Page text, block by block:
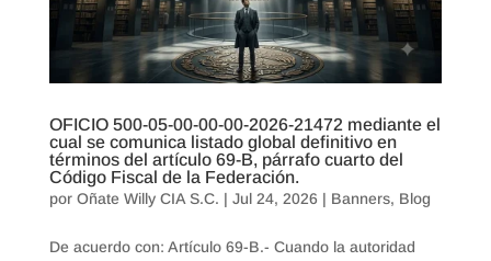
OFICIO 500-05-00-00-00-2026-21472 mediante el
cual se comunica listado global definitivo en
términos del artículo 69-B, párrafo cuarto del
Código Fiscal de la Federación.
por Oñate Willy CIA S.C. | Jul 24, 2026 | Banners, Blog
De acuerdo con: Artículo 69-B.- Cuando la autoridad